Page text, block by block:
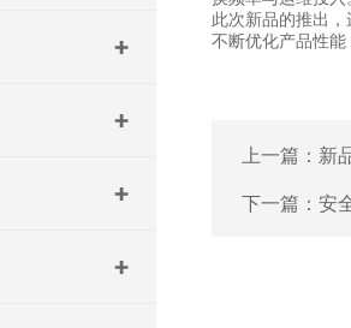
此次新品的推出
不断优化产品性
上一篇： 新
下一篇： 安